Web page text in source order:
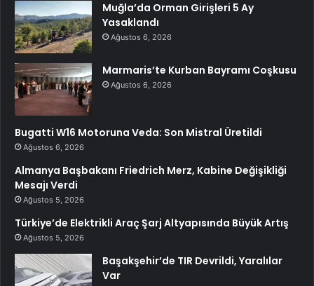
Muğla’da Orman Girişleri 5 Ay
Yasaklandı
Ağustos 6, 2026
Marmaris’te Kurban Bayramı Coşkusu
Ağustos 6, 2026
Bugatti W16 Motoruna Veda: Son Mistral Üretildi
Ağustos 6, 2026
Almanya Başbakanı Friedrich Merz, Kabine Değişikliği
Mesajı Verdi
Ağustos 5, 2026
Türkiye’de Elektrikli Araç Şarj Altyapısında Büyük Artış
Ağustos 5, 2026
Başakşehir’de TIR Devrildi, Yaralılar
Var